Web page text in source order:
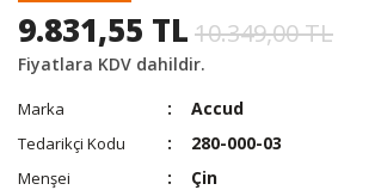
9.831,55 TL 10.349,00 TL
Fiyatlara KDV dahildir.
Marka Accud
Tedarikçi Kodu 280-000-03
Menşei Çin